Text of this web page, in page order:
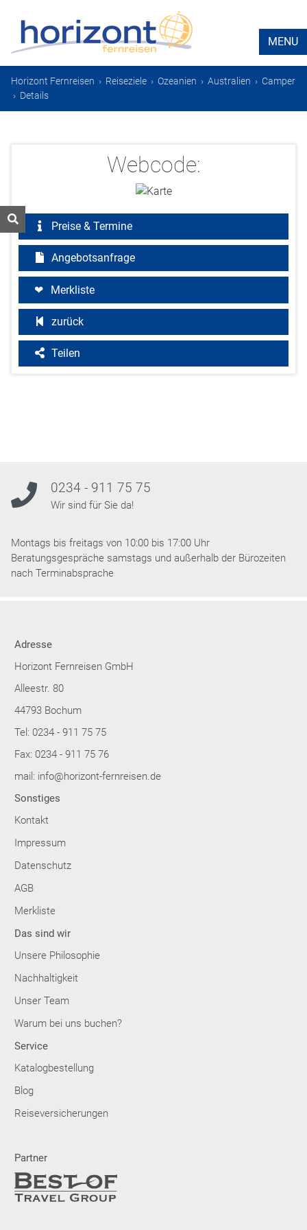
MENU
Horizont Fernreisen › Reiseziele › Ozeanien › Australien › Camper
› Details
Webcode:
Preise & Termine
Angebotsanfrage
Merkliste
zurück
Teilen
0234 - 911 75 75
Wir sind für Sie da!
Montags bis freitags von 10:00 bis 17:00 Uhr
Beratungsgespräche samstags und außerhalb der Bürozeiten
nach Terminabsprache
Adresse
Horizont Fernreisen GmbH
Alleestr. 80
44793 Bochum
Tel: 0234 - 911 75 75
Fax: 0234 - 911 75 76
mail: info@horizont-fernreisen.de
Sonstiges
Kontakt
Impressum
Datenschutz
AGB
Merkliste
Das sind wir
Unsere Philosophie
Nachhaltigkeit
Unser Team
Warum bei uns buchen?
Service
Katalogbestellung
Blog
Reiseversicherungen
Partner